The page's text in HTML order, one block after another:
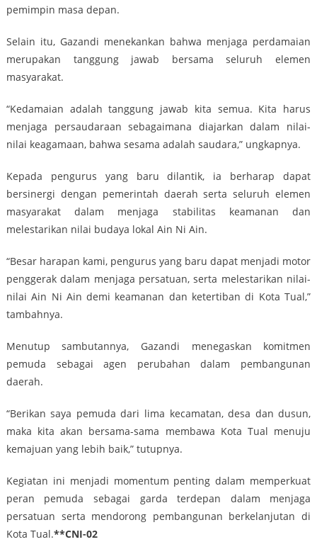
pemimpin masa depan.
Selain itu, Gazandi menekankan bahwa menjaga perdamaian
merupakan tanggung jawab bersama seluruh elemen
masyarakat.
“Kedamaian adalah tanggung jawab kita semua. Kita harus
menjaga persaudaraan sebagaimana diajarkan dalam nilai-
nilai keagamaan, bahwa sesama adalah saudara,” ungkapnya.
Kepada pengurus yang baru dilantik, ia berharap dapat
bersinergi dengan pemerintah daerah serta seluruh elemen
masyarakat dalam menjaga stabilitas keamanan dan
melestarikan nilai budaya lokal Ain Ni Ain.
“Besar harapan kami, pengurus yang baru dapat menjadi motor
penggerak dalam menjaga persatuan, serta melestarikan nilai-
nilai Ain Ni Ain demi keamanan dan ketertiban di Kota Tual,”
tambahnya.
Menutup sambutannya, Gazandi menegaskan komitmen
pemuda sebagai agen perubahan dalam pembangunan
daerah.
“Berikan saya pemuda dari lima kecamatan, desa dan dusun,
maka kita akan bersama-sama membawa Kota Tual menuju
kemajuan yang lebih baik,” tutupnya.
Kegiatan ini menjadi momentum penting dalam memperkuat
peran pemuda sebagai garda terdepan dalam menjaga
persatuan serta mendorong pembangunan berkelanjutan di
Kota Tual.**CNI-02